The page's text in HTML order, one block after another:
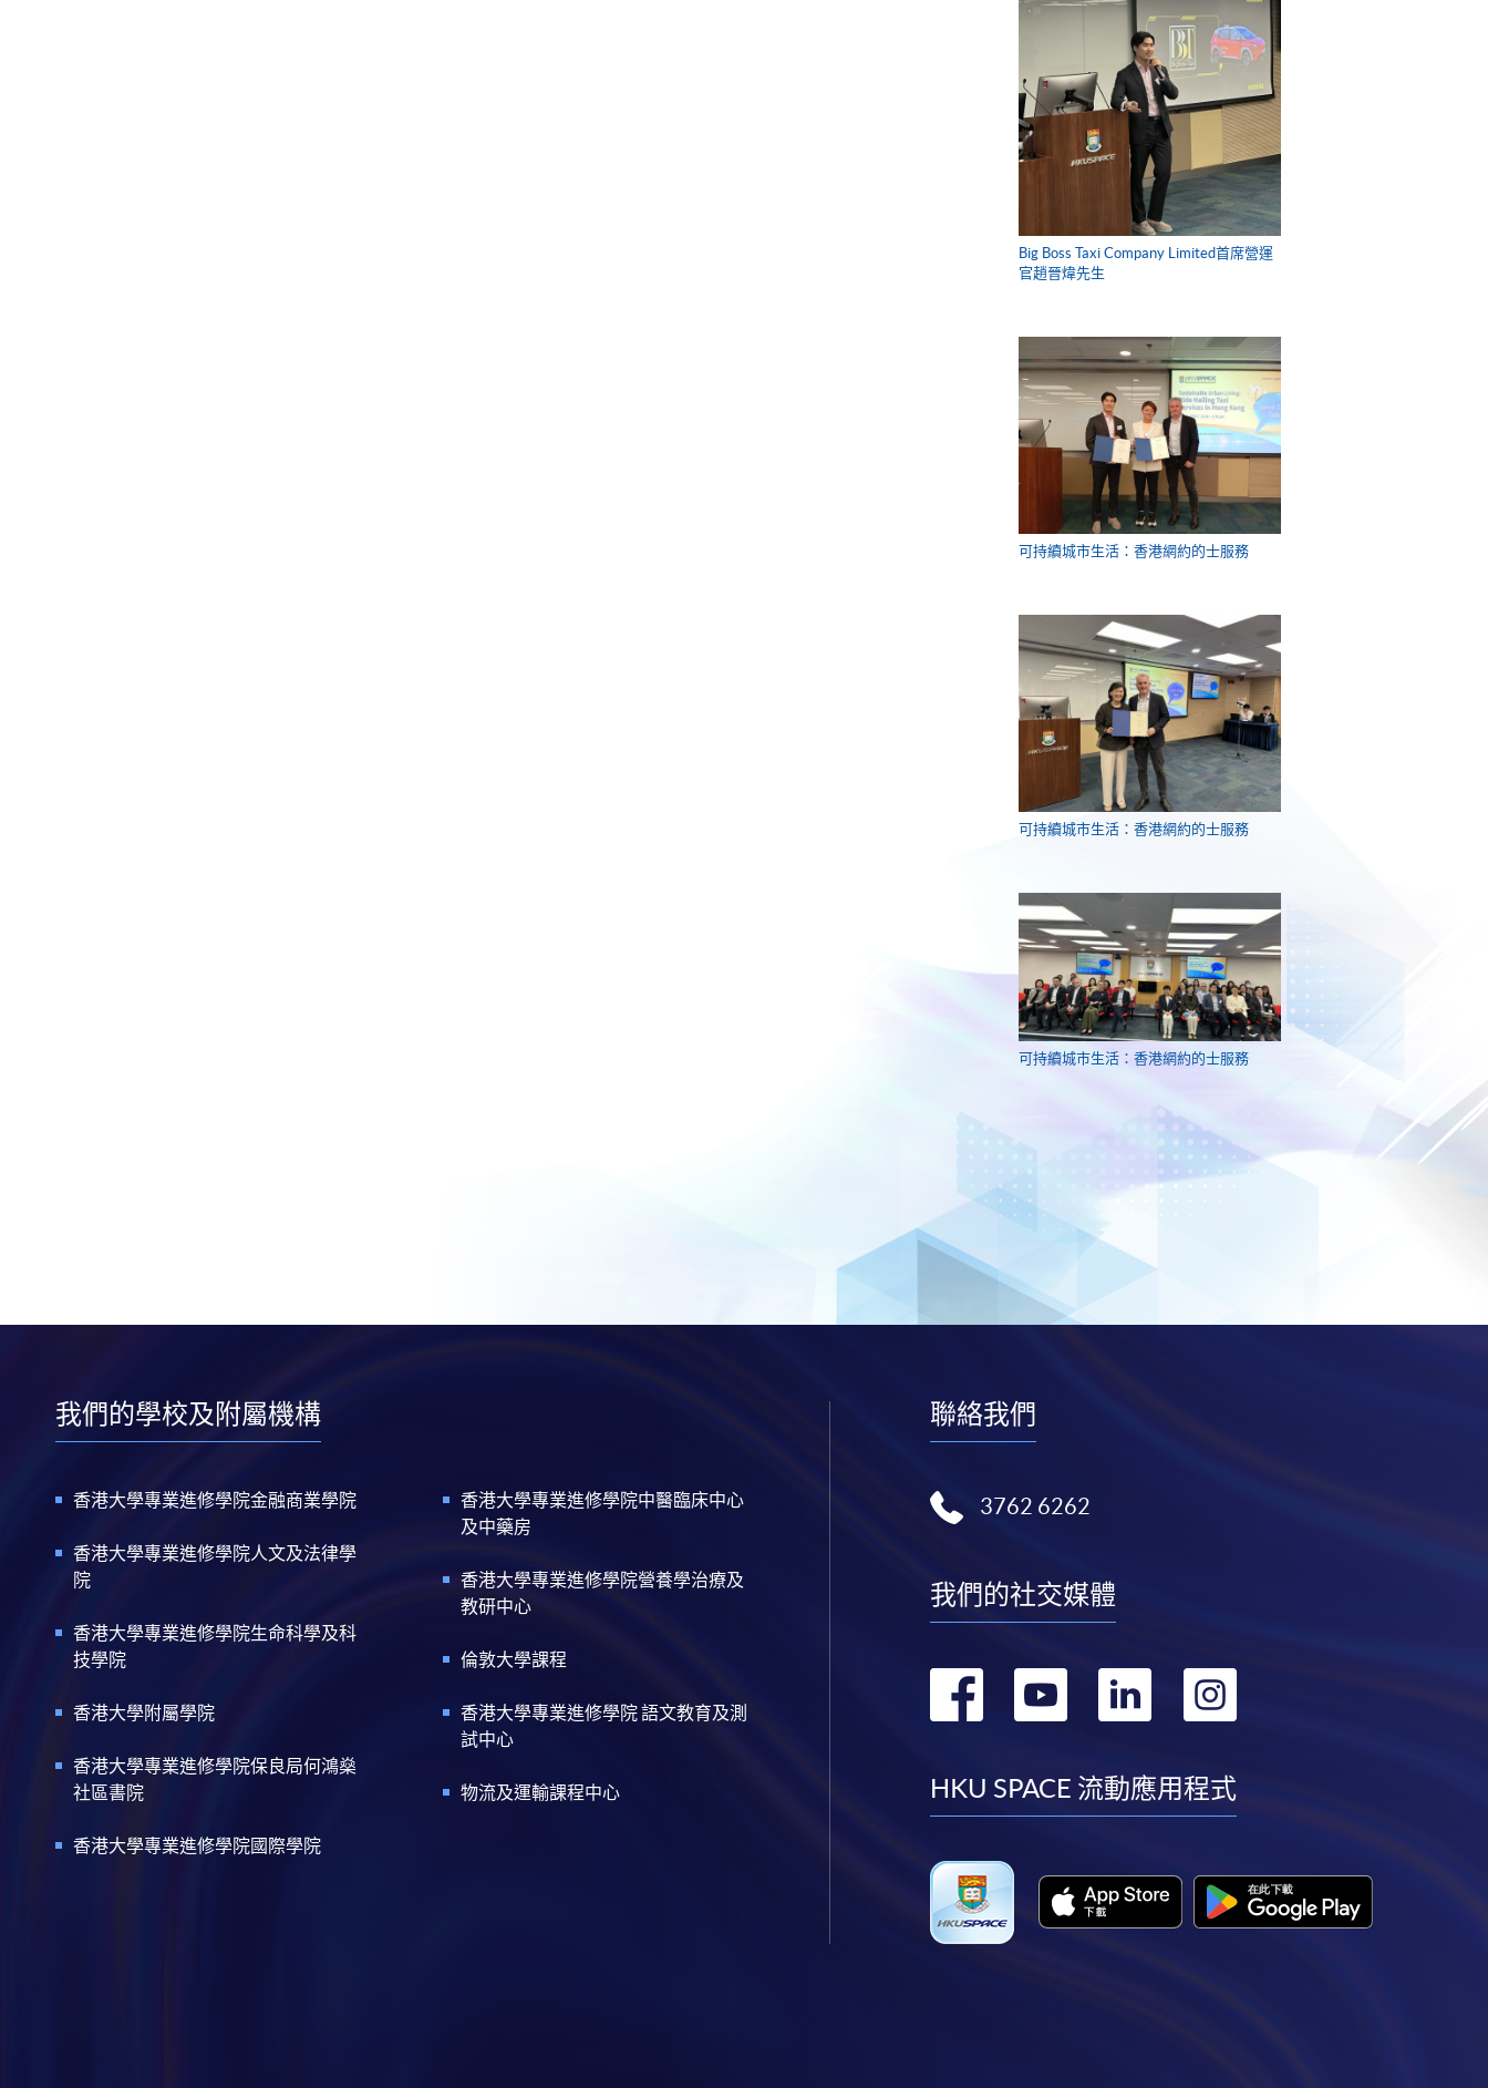
Big Boss Taxi Company Limited首席營運
官趙晉煒先生
可持續城市生活：香港網約的士服務
可持續城市生活：香港網約的士服務
可持續城市生活：香港網約的士服務
我們的學校及附屬機構
香港大學專業進修學院金融商業學院
香港大學專業進修學院人文及法律學
院
香港大學專業進修學院生命科學及科
技學院
香港大學附屬學院
香港大學專業進修學院保良局何鴻燊
社區書院
香港大學專業進修學院國際學院
香港大學專業進修學院中醫臨床中心
及中藥房
香港大學專業進修學院營養學治療及
教研中心
倫敦大學課程
香港大學專業進修學院 語文教育及測
試中心
物流及運輸課程中心
聯絡我們
3762 6262
我們的社交媒體
轉
facebook
轉
youtube
轉
linkedin
轉
instagram
HKU SPACE 流動應用程式